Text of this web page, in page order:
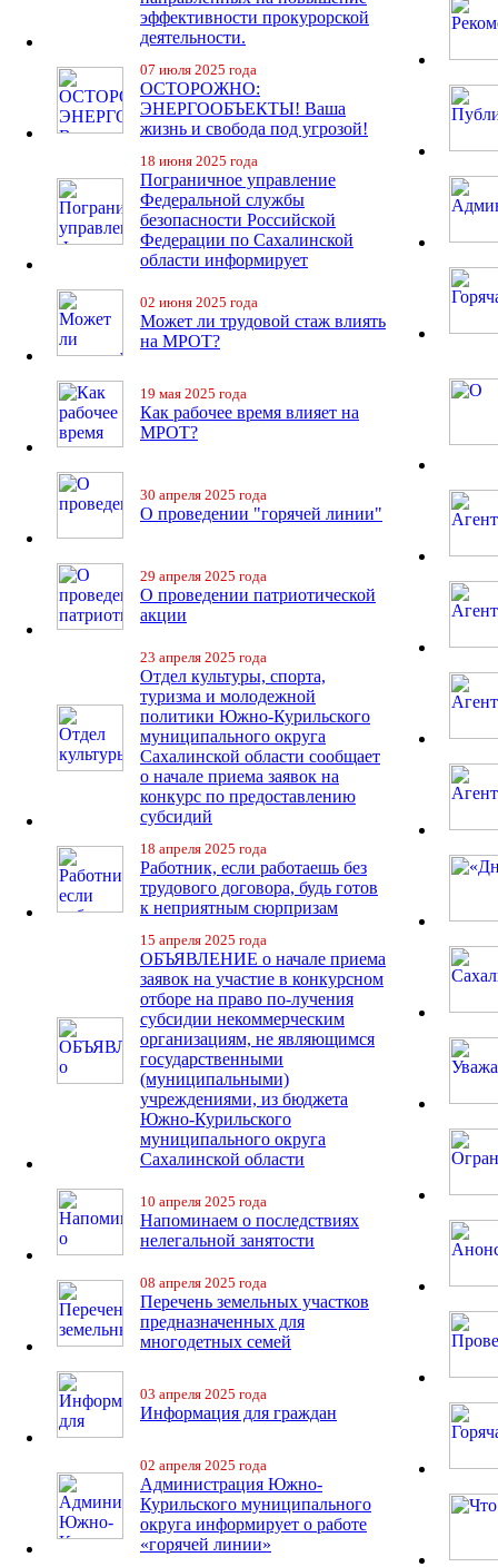
эффективности прокурорской
деятельности.
07 июля 2025 года
ОСТОРОЖНО:
ЭНЕРГООБЪЕКТЫ! Ваша
жизнь и свобода под угрозой!
18 июня 2025 года
Пограничное управление
Федеральной службы
безопасности Российской
Федерации по Сахалинской
области информирует
02 июня 2025 года
Может ли трудовой стаж влиять
на МРОТ?
19 мая 2025 года
Как рабочее время влияет на
МРОТ?
30 апреля 2025 года
О проведении "горячей линии"
29 апреля 2025 года
О проведении патриотической
акции
23 апреля 2025 года
Отдел культуры, спорта,
туризма и молодежной
политики Южно-Курильского
муниципального округа
Сахалинской области сообщает
о начале приема заявок на
конкурс по предоставлению
субсидий
18 апреля 2025 года
Работник, если работаешь без
трудового договора, будь готов
к неприятным сюрпризам
15 апреля 2025 года
ОБЪЯВЛЕНИЕ о начале приема
заявок на участие в конкурсном
отборе на право по-лучения
субсидии некоммерческим
организациям, не являющимся
государственными
(муниципальными)
учреждениями, из бюджета
Южно-Курильского
муниципального округа
Сахалинской области
10 апреля 2025 года
Напоминаем о последствиях
нелегальной занятости
08 апреля 2025 года
Перечень земельных участков
предназначенных для
многодетных семей
03 апреля 2025 года
Информация для граждан
02 апреля 2025 года
Администрация Южно-
Курильского муниципального
округа информирует о работе
«горячей линии»